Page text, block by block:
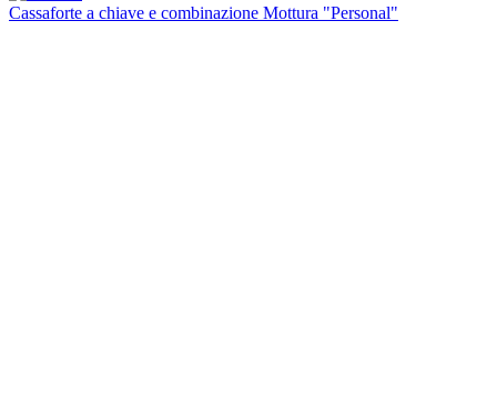
Cassaforte a chiave e combinazione Mottura "Personal"